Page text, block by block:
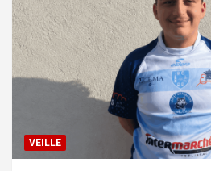
VEILLE